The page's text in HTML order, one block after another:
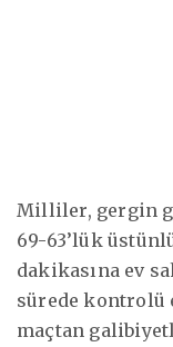
Milliler, gergin
69-63’lük
dakikasına ev
sürede kontrolü
maçtan